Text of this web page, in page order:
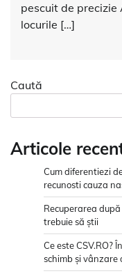
pescuit de
locurile […]
Caută
Articole
Cum diferentiezi
recunosti cauza
Recuperarea
trebuie să știi
Ce este CSV.RO?
schimb și vânzare